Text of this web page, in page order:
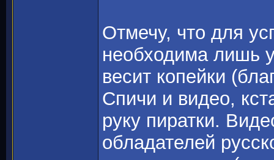
Отмечу, что для
необходима лишь
весит копейки
Спичи и видео,
руку пиратки.
обладателей